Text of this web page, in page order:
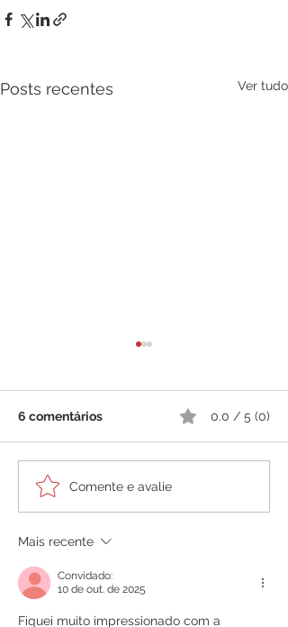
Posts recentes Ver tudo
ExpoMEI 2025 e
Caravana Sebrae Delas
protagonismo dos
São Luís
6 comentários 0.0 / 5 (0)
Comente e avalie
Mais recente
Convidado:
10 de out. de 2025
Fiquei muito impressionado com a